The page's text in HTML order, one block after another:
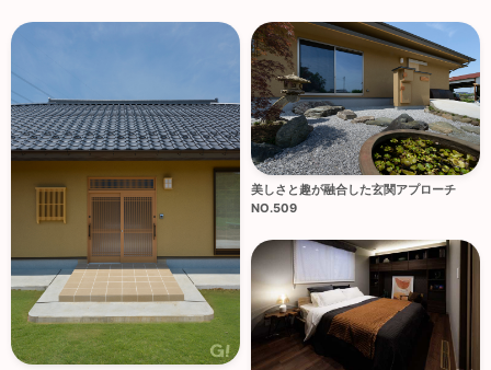
美しさと趣が融合した玄関アプローチ
NO.509